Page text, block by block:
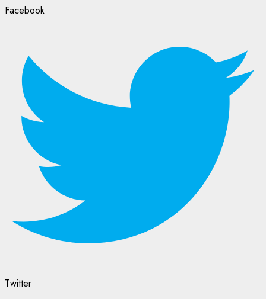
Facebook
Twitter